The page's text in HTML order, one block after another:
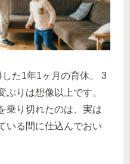
た1年1ヶ月の育休。 3
ぶりは想像以上です。
乗り切れたのは、実は
いる間に仕込んでおい